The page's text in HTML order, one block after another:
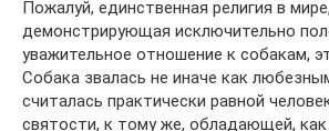
Пожалуй, единственная религия в мире,
демонстрирующая исключительно
уважительное отношение к собакам,
Собака звалась не иначе как
считалась практически равной
святости, к тому же, обладающей, как